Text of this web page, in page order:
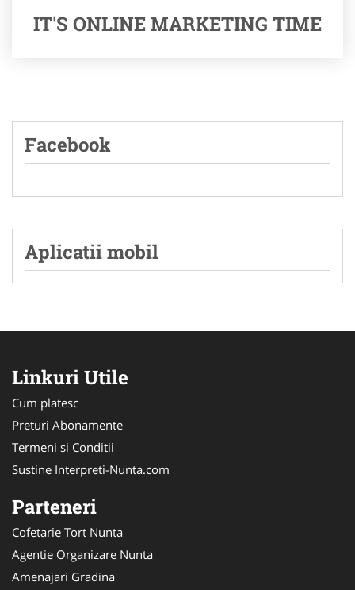
IT'S ONLINE MARKETING TIME
Facebook
Aplicatii mobil
Linkuri Utile
Cum platesc
Preturi Abonamente
Termeni si Conditii
Sustine Interpreti-Nunta.com
Parteneri
Cofetarie Tort Nunta
Agentie Organizare Nunta
Amenajari Gradina